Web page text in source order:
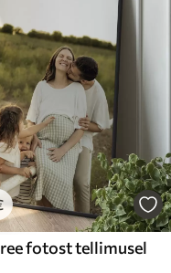
fotost tellimusel